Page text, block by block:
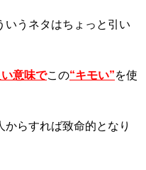
いうネタはちょっと引い
い意味でこの“キモい”を使
からすれば致命的となり